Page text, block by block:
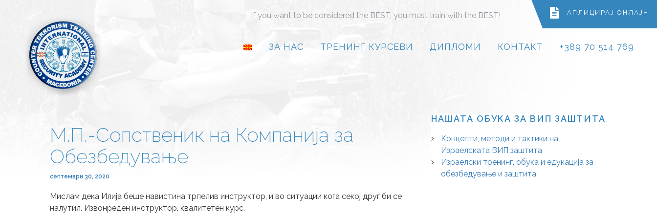
If you want to be considered the BEST, you must train with the BEST!
ЗА НАС ТРЕНИНГ КУРСЕВИ ДИПЛОМИ КОНТАКТ +389 70 514 769
АПЛИЦИРАЈ ОНЛАЈН
М.П.-Сопственик на Компанија за
Обезбедување
септември 30, 2020
Мислам дека Илија беше навистина трпелив инструктор, и во ситуации кога секој друг би се
налутил. Извонреден инструктор, квалитетен курс.
НАШАТА ОБУКА ЗА ВИП ЗАШТИТА
Концепти, методи и тактики на
Израелската ВИП заштита
Израелски тренинг, обука и едукација за
обезбедување и заштита